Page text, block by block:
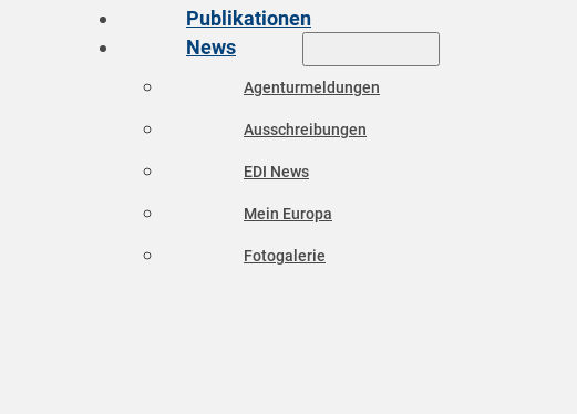
Publikationen
News
Agenturmeldungen
Ausschreibungen
EDI News
Mein Europa
Fotogalerie